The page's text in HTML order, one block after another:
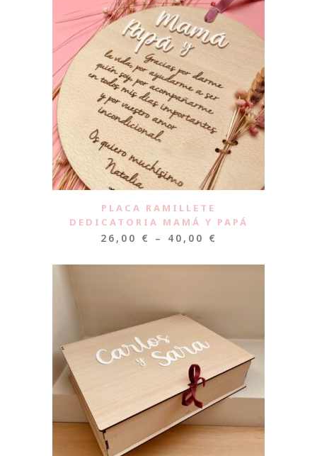
PLACA RAMILLETE
DEDICATORIA MAMÁ Y PAPÁ
26,00 € – 40,00 €